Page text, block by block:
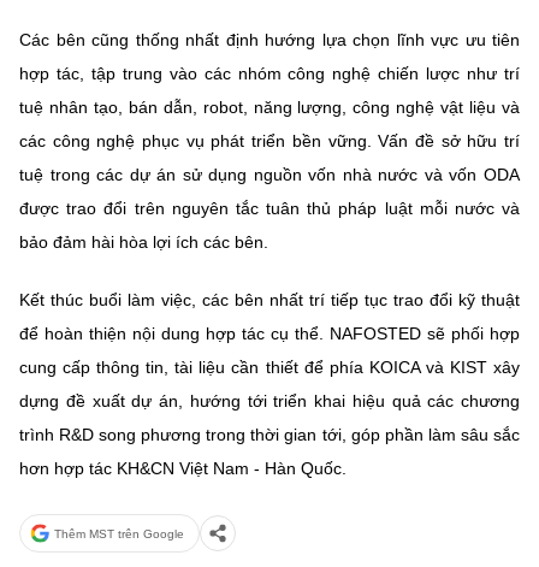
Các bên cũng thống nhất định hướng lựa chọn lĩnh vực ưu tiên
hợp tác, tập trung vào các nhóm công nghệ chiến lược như trí
tuệ nhân tạo, bán dẫn, robot, năng lượng, công nghệ vật liệu và
các công nghệ phục vụ phát triển bền vững. Vấn đề sở hữu trí
tuệ trong các dự án sử dụng nguồn vốn nhà nước và vốn ODA
được trao đổi trên nguyên tắc tuân thủ pháp luật mỗi nước và
bảo đảm hài hòa lợi ích các bên.
Kết thúc buổi làm việc, các bên nhất trí tiếp tục trao đổi kỹ thuật
để hoàn thiện nội dung hợp tác cụ thể. NAFOSTED sẽ phối hợp
cung cấp thông tin, tài liệu cần thiết để phía KOICA và KIST xây
dựng đề xuất dự án, hướng tới triển khai hiệu quả các chương
trình R&D song phương trong thời gian tới, góp phần làm sâu sắc
hơn hợp tác KH&CN Việt Nam - Hàn Quốc.
Thêm MST trên Google